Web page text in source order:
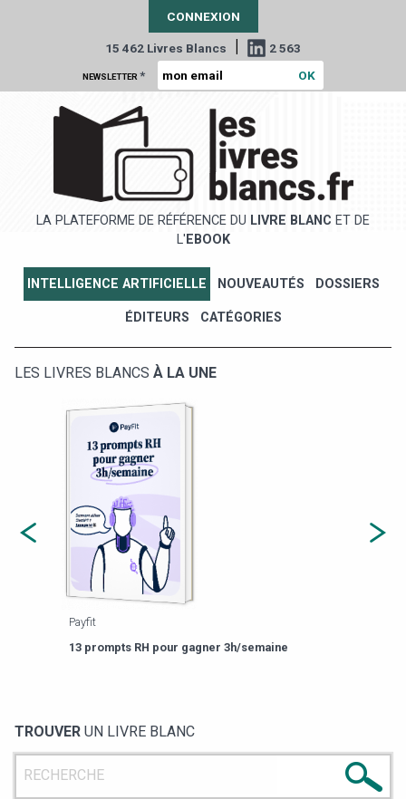
CONNEXION
15 462 Livres Blancs | 2 563
NEWSLETTER *
LA PLATEFORME DE RÉFÉRENCE DU LIVRE BLANC ET DE
L' EBOOK
INTELLIGENCE ARTIFICIELLE NOUVEAUTÉS DOSSIERS
ÉDITEURS CATÉGORIES
LES LIVRES BLANCS À LA UNE
Payfit
13 prompts RH pour gagner 3h/semaine
TROUVER UN LIVRE BLANC